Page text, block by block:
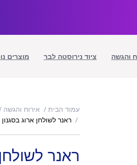
והגשה ציוד נירוסטה לבר מוצרים
עמוד הבית אירוח והגשה
ראנר לשולחן ארוג בסגנון
ראנר